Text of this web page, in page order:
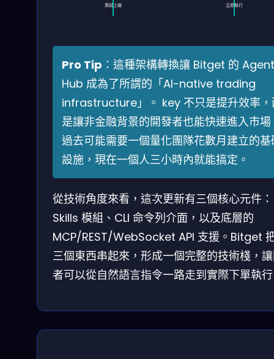
測試上線 立即執行
Pro Tip ：這種架構轉換讓 Bitget 的 Agent
Hub 成為了所謂的「AI-native trading
infrastructure」。 key 不只是提升效率，
是讓非金融背景的開發者也能快速進入市場
過去可能需要一個量化團隊花數月建立的基
設施，現在一個人三小時內就能搞定。
從技術角度來看，這次更新有三個核心元件：
Skills 模組、CLI 命令列介面，以及底層的
MCP/REST/WebSocket API 支援。Bitget
三個東西串起來，形成一個完整的技術棧，
者可以從自然語言指令一路走到實際下單執